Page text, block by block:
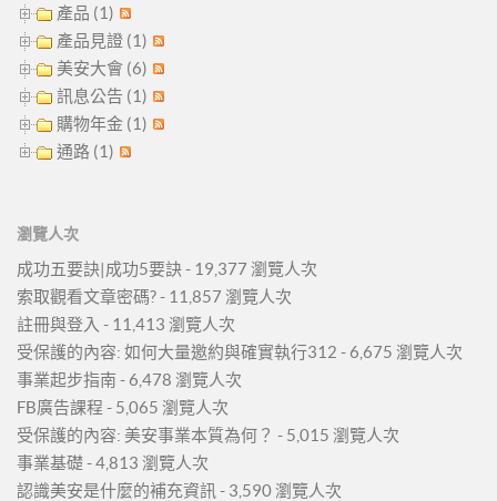
產品 (1)
產品見證 (1)
美安大會 (6)
訊息公告 (1)
購物年金 (1)
通路 (1)
瀏覽人次
成功五要訣|成功5要訣- 19,377 瀏覽人次
索取觀看文章密碼?- 11,857 瀏覽人次
註冊與登入 - 11,413 瀏覽人次
受保護的內容: 如何大量邀約與確實執行312 - 6,675 瀏覽人次
事業起步指南 - 6,478 瀏覽人次
FB廣告課程 - 5,065 瀏覽人次
受保護的內容: 美安事業本質為何？ - 5,015 瀏覽人次
事業基礎- 4,813 瀏覽人次
認識美安是什麼的補充資訊 - 3,590 瀏覽人次